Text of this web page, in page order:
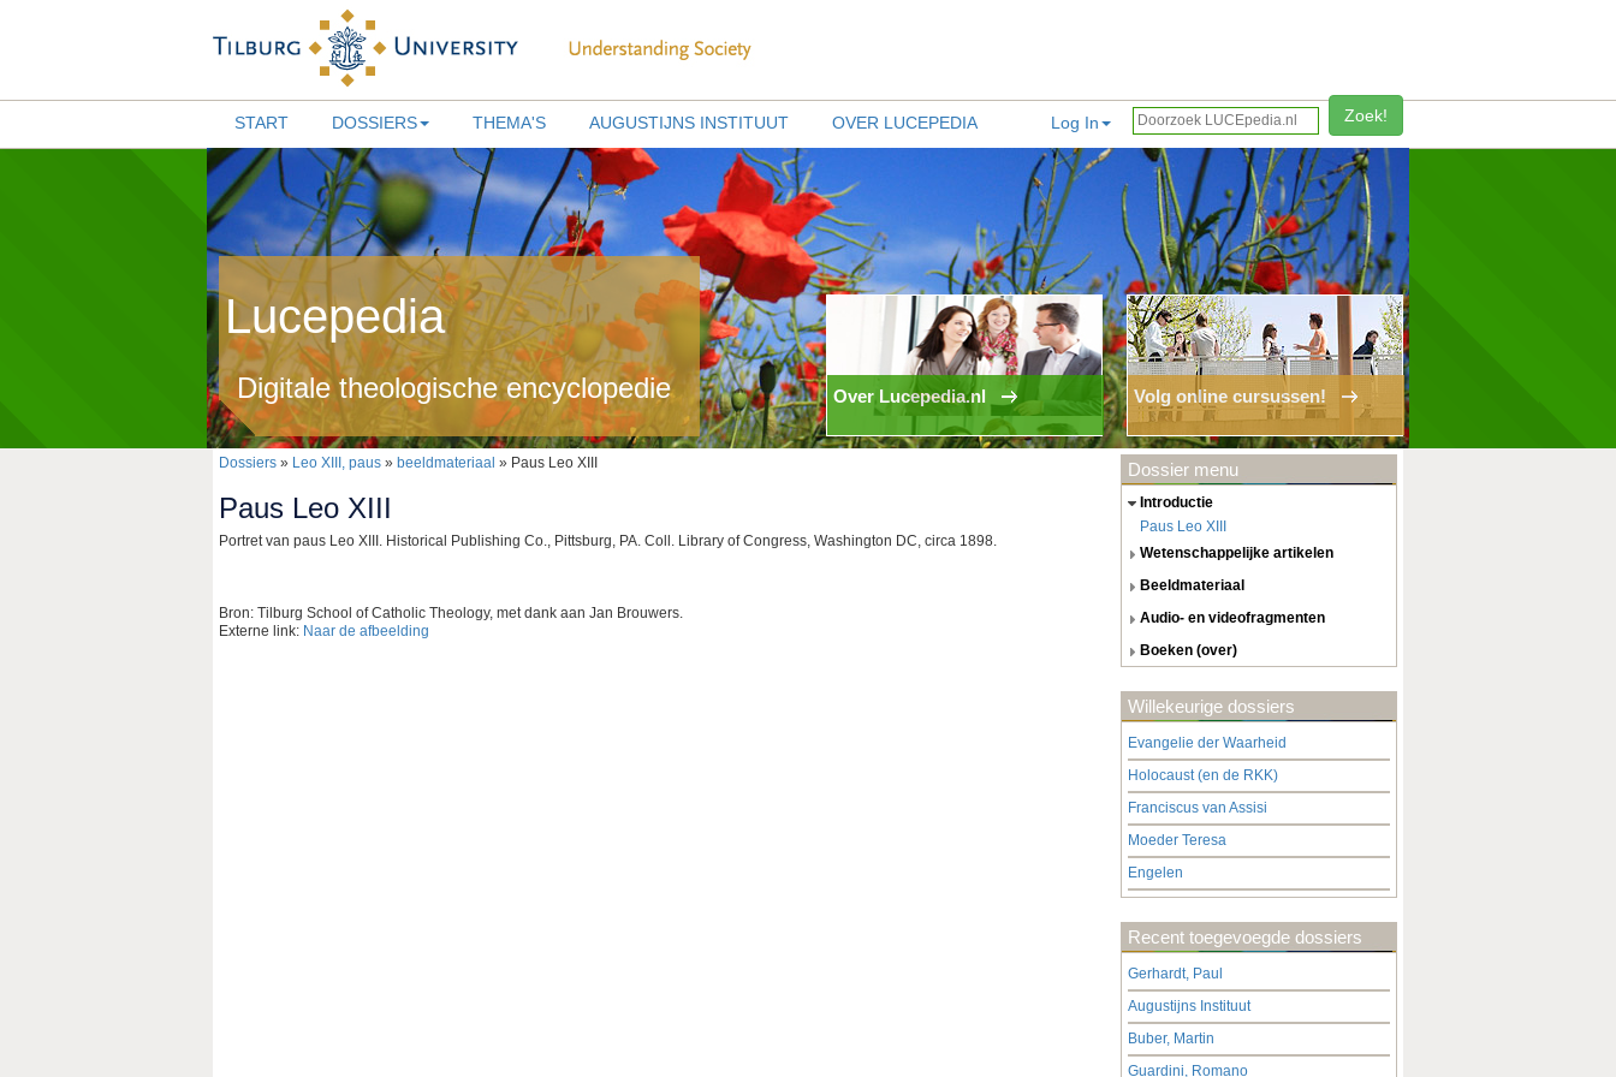
Zoek!
Log In
START DOSSIERS THEMA'S AUGUSTIJNS INSTITUUT OVER LUCEPEDIA
Lucepedia
Digitale theologische encyclopedie Volg online cursussen!
Over Lucepedia.nl
Dossiers » Leo XIII, paus » beeldmateriaal » Paus Leo XIII
Paus Leo XIII
Portret van paus Leo XIII. Historical Publishing Co., Pittsburg, PA. Coll. Library of Congress, Washington DC, circa 1898.
Bron: Tilburg School of Catholic Theology, met dank aan Jan Brouwers.
Externe link: Naar de afbeelding
Dossier menu
introductie
Paus Leo XIII
wetenschappelijke artikelen
beeldmateriaal
audio- en videofragmenten
boeken (over)
Willekeurige dossiers
Evangelie der Waarheid
Holocaust (en de RKK)
Franciscus van Assisi
Moeder Teresa
Engelen
Recent toegevoegde dossiers
Gerhardt, Paul
Augustijns Instituut
Buber, Martin
Guardini, Romano